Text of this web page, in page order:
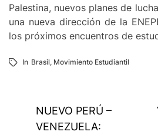
Palestina, nuevos planes de
una nueva dirección de la
los próximos encuentros de
In Brasil, Movimiento Estudiantil
Navegación
NUEVO PERÚ –
VENEZUELA: